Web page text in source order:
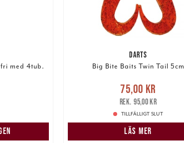
med 4tub.
DARTS
Big Bite Baits Twin Tail 5cm
Nuvarande pris :75,00 kr
pris: 95,00 kr
75,00 kr
95,00 kr
TILLFÄLLIGT SLUT
LÄS MER